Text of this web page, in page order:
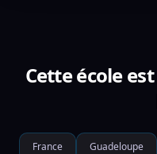
Cette école
France Guadeloupe